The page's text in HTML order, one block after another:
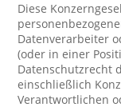
Diese
Datenverarbeiter
(oder in einer
Datenschutzrecht
einschließlich
Verantwortlichen